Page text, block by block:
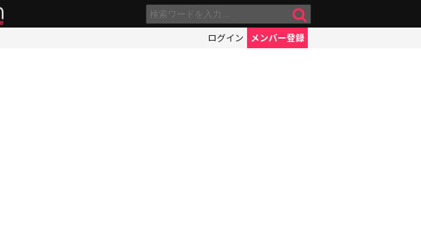
ログイン メンバー登録